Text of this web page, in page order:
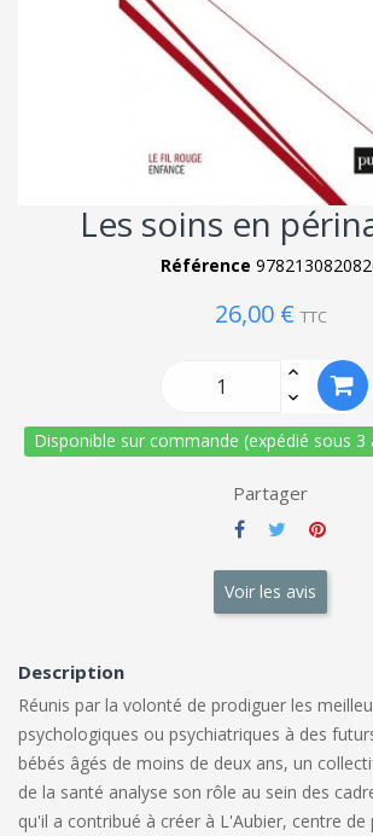
Les soins en
Référence
26,00 € TTC
Disponible sur commande (expédié sous 3
Partager
Voir les avis
Description
Réunis par la volonté de prodiguer les
psychologiques ou psychiatriques à des
bébés âgés de moins de deux ans, un
de la santé analyse son rôle au sein des
qu'il a contribué à créer à L'Aubier, centre de